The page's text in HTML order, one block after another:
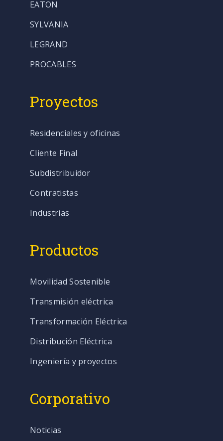
EATON
SYLVANIA
LEGRAND
PROCABLES
Proyectos
Residenciales y oficinas
Cliente Final
Subdistribuidor
Contratistas
Industrias
Productos
Movilidad Sostenible
Transmisión eléctrica
Transformación Eléctrica
Distribución Eléctrica
Ingeniería y proyectos
Corporativo
Noticias